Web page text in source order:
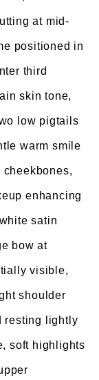
at mid-
positioned in
third
skin tone,
low pigtails
warm smile
enhancing
satin
bow at
visible,
shoulder
resting lightly
soft highlights